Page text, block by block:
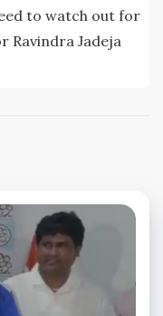
to watch out for
Ravindra Jadeja